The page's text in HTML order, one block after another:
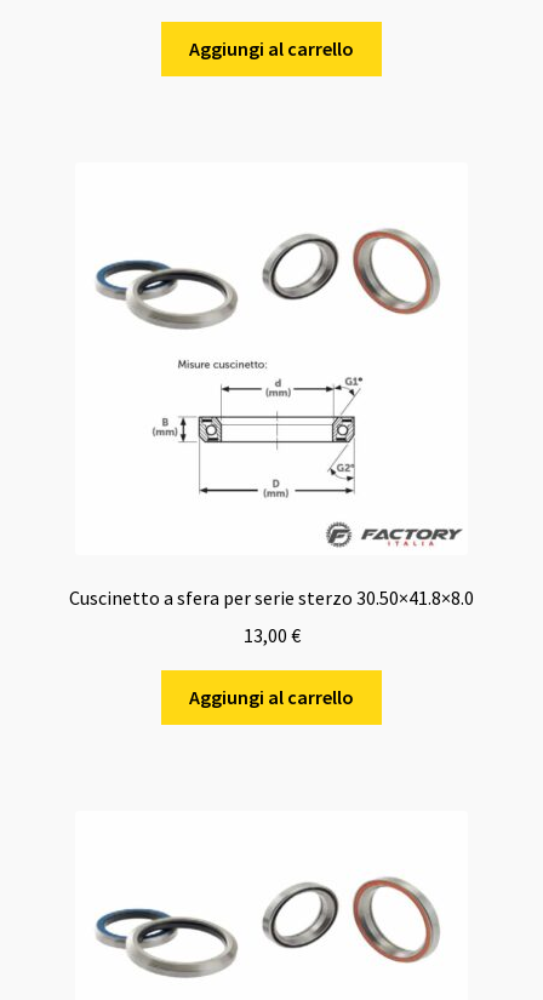
Aggiungi al carrello
Cuscinetto a sfera per serie sterzo 30.50×41.8×8.0
13,00 €
Aggiungi al carrello